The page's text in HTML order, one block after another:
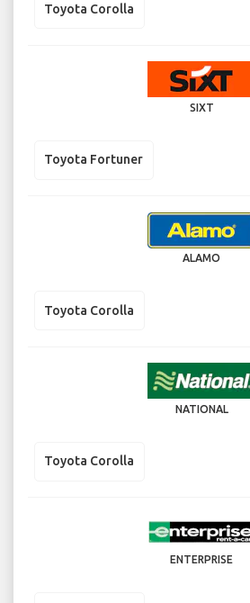
Toyota Corolla
SIXT
Toyota Fortuner
ALAMO
Toyota Corolla
NATIONAL
Toyota Corolla
ENTERPRISE